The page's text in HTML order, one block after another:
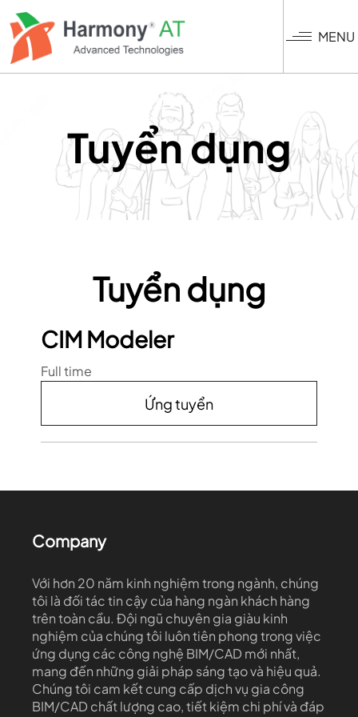
Nhảy
đến
nội
dung
MENU
Tuyển dụng
Tuyển dụng
CIM Modeler
Full time
Ứng tuyển
- Thực hiện mô hình hóa các kết cấu cầu
dụng : Civil 3D, Revit, Autocad3D, Dynamo …
- Thực hiện đưa thông tin vào mô hình cầu
đường Revit, Civil3D
- Xây dựng mô hình 4D Simulation
- Nghiên cứu ứng dụng, thành lập quy chuẩn
cho các dự án
Quyền lợi:
Company
Với hơn 20 năm kinh nghiệm trong ngành, chúng
tôi là đối tác tin cậy của hàng ngàn khách hàng
trên toàn cầu. Đội ngũ chuyên gia giàu kinh
nghiệm của chúng tôi luôn tiên phong trong việc
ứng dụng các công nghệ BIM/CAD mới nhất,
mang đến những giải pháp sáng tạo và hiệu quả.
Chúng tôi cam kết cung cấp dịch vụ gia công
BIM/CAD chất lượng cao, tiết kiệm chi phí và đáp